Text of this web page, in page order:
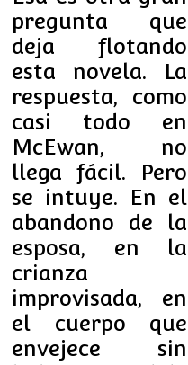
pregunta que
deja flotando
esta novela. La
respuesta, como
casi todo en
McEwan, no
llega fácil. Pero
se intuye. En el
abandono de la
esposa, en la
crianza
improvisada, en
el cuerpo que
envejece sin